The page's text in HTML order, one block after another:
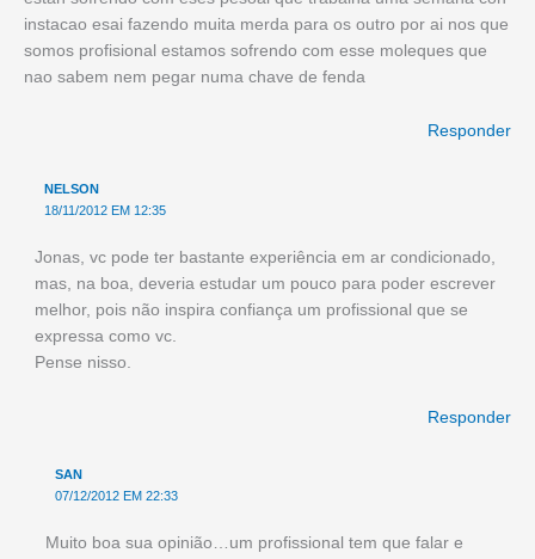
instacao esai fazendo muita merda para os outro por ai nos que
somos profisional estamos sofrendo com esse moleques que
nao sabem nem pegar numa chave de fenda
Responder
NELSON
18/11/2012 EM 12:35
Jonas, vc pode ter bastante experiência em ar condicionado,
mas, na boa, deveria estudar um pouco para poder escrever
melhor, pois não inspira confiança um profissional que se
expressa como vc.
Pense nisso.
Responder
SAN
07/12/2012 EM 22:33
Muito boa sua opinião…um profissional tem que falar e